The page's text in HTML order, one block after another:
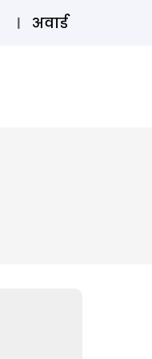
SUBSCRIBE
अवार्ड